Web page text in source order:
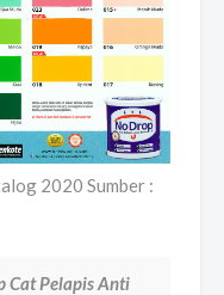
2020 Sumber :
Cat Pelapis Anti